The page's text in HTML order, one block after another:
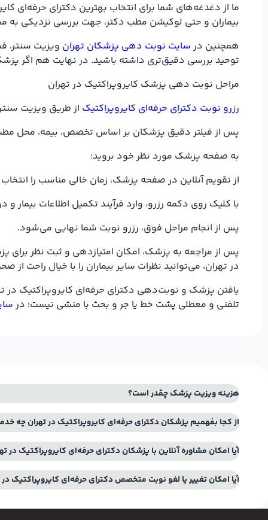
ما از دغدغه‌های شما برای انتخاب بهترین دکترای حرفه‌ای
بیماران و حتی لوکیشن مطب دکتر، جهت بررسی نزدیکی
همچنین در سایت نوبت دهی پزشکان تهران ویزیت سنتر،
توحید بررسی دقیق‌تری داشته باشید. در نهایت هم اگر
مراحل نوبت دهی پزشک کایروپراکتیک در تهران
رزرو نوبت دکترای حرفه‌ای کایروپراکتیک از طریق ویزیت
پس از فیلتر دقیق پزشکان بر اساس تخصص، بیمه، محل مطب
به صفحه پزشک مورد نظر خود بروید؛
از تقویم آنلاین در صفحه پزشک، زمان خالی مناسب را انتخاب
با کلیک روی دکمه رزرو، وارد فرآیند تکمیل اطلاعات
پس از انجام مراحل فوق، رزرو نوبت شما نهایی می‌شود.
پس از مراجعه به پزشک، امکان امتیازدهی و ثبت نظر برای
در تهران، می‌توانید نظرات سایر بیماران را با خیال راحت
یافتن پزشک و نوبت‌دهی دکترای حرفه‌ای کایروپراکتیک در
تلفنی و معطلی پشت خط یا جر و بحث با منشی نیست؛ در
هزینه ویزیت پزشک چقدر است؟
از کجا بفهمیم پزشکان دکترای حرفه‌ای کایروپراکتیک در تهران چه
آیا امکان مشاوره آنلاین با پزشکان دکترای حرفه‌ای کایروپراکتیک در
آیا امکان تغییر یا لغو نوبت متخصص دکترای حرفه‌ای کایروپراکتیک